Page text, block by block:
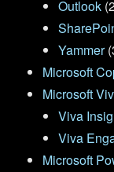
Outlook
Yammer
Microsoft
Microsoft
Viva
Viva
Microsoft